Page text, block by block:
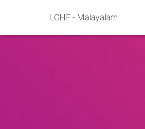
LCHF - Malayalam